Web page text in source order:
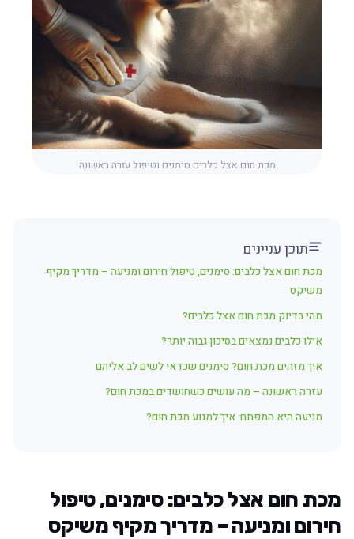
מכת חום אצל כלבים סימנים וטיפול עזרה ראשונה
תוכן עניינים
מכת חום אצל כלבים: סימנים, טיפול חירום ומניעה – מדריך מקיף
משיקס
מהי בדיוק מכת חום אצל כלבים?
אילו כלבים נמצאים בסיכון גבוה יותר?
איך מזהים מכת חום? סימנים שכדאי לשים לב אליהם
עזרה ראשונה – מה עושים כשחושדים במכת חום?
מניעה היא המפתח: איך למנוע מכת חום?
מכת חום אצל כלבים: סימנים, טיפול
חירום ומניעה – מדריך מקיף משיקס